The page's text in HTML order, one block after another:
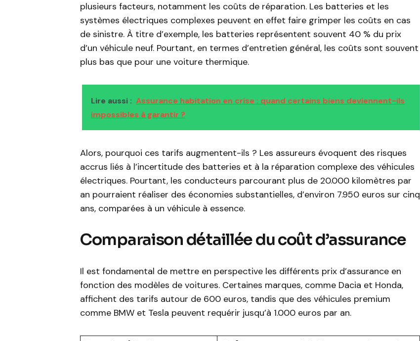
plusieurs facteurs, notamment les coûts de réparation. Les batteries et les
systèmes électriques complexes peuvent en effet faire grimper les coûts en cas
de sinistre. À titre d’exemple, les batteries représentent souvent 40 % du prix
d’un véhicule neuf. Pourtant, en termes d’entretien général, les coûts sont souvent
plus bas que pour une voiture thermique.
Lire aussi : Assurance habitation en crise : quand certains biens deviennent-ils
impossibles à garantir ?
Alors, pourquoi ces tarifs augmentent-ils ? Les assureurs évoquent des risques
accrus liés à l’incertitude des batteries et à la réparation complexe des véhicules
électriques. Pourtant, les conducteurs parcourant plus de 20.000 kilomètres par
an pourraient réaliser des économies substantielles, d’environ 7.950 euros sur cinq
ans, comparées à un véhicule à essence.
Comparaison détaillée du coût d’assurance
Il est fondamental de mettre en perspective les différents prix d’assurance en
fonction des modèles de voitures. Certaines marques, comme Dacia et Honda,
affichent des tarifs autour de 600 euros, tandis que des véhicules premium
comme BMW et Tesla peuvent requérir jusqu’à 1.000 euros par an.